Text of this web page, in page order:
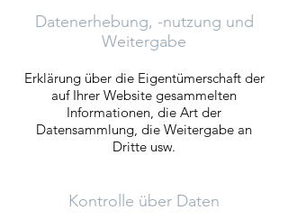
Datenerhebung, -nutzung und
Weitergabe
Erklärung über die Eigentümerschaft der
auf Ihrer Website gesammelten
Informationen, die Art der
Datensammlung, die Weitergabe an
Dritte usw.
Kontrolle über Daten